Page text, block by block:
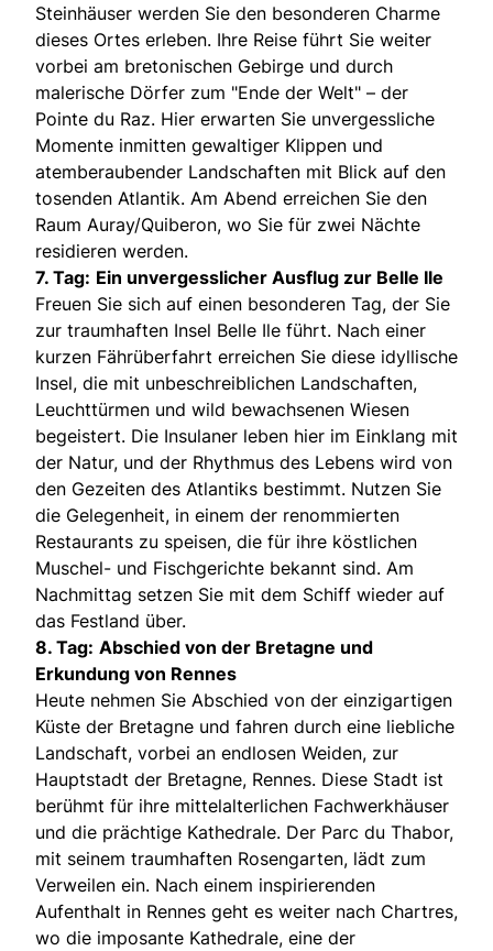
Steinhäuser werden Sie den besonderen Charme
dieses Ortes erleben. Ihre Reise führt Sie weiter
vorbei am bretonischen Gebirge und durch
malerische Dörfer zum "Ende der Welt" – der
Pointe du Raz. Hier erwarten Sie unvergessliche
Momente inmitten gewaltiger Klippen und
atemberaubender Landschaften mit Blick auf den
tosenden Atlantik. Am Abend erreichen Sie den
Raum Auray/Quiberon, wo Sie für zwei Nächte
residieren werden.
7. Tag: Ein unvergesslicher Ausflug zur Belle Ile
Freuen Sie sich auf einen besonderen Tag, der Sie
zur traumhaften Insel Belle Ile führt. Nach einer
kurzen Fährüberfahrt erreichen Sie diese idyllische
Insel, die mit unbeschreiblichen Landschaften,
Leuchttürmen und wild bewachsenen Wiesen
begeistert. Die Insulaner leben hier im Einklang mit
der Natur, und der Rhythmus des Lebens wird von
den Gezeiten des Atlantiks bestimmt. Nutzen Sie
die Gelegenheit, in einem der renommierten
Restaurants zu speisen, die für ihre köstlichen
Muschel- und Fischgerichte bekannt sind. Am
Nachmittag setzen Sie mit dem Schiff wieder auf
das Festland über.
8. Tag: Abschied von der Bretagne und
Erkundung von Rennes
Heute nehmen Sie Abschied von der einzigartigen
Küste der Bretagne und fahren durch eine liebliche
Landschaft, vorbei an endlosen Weiden, zur
Hauptstadt der Bretagne, Rennes. Diese Stadt ist
berühmt für ihre mittelalterlichen Fachwerkhäuser
und die prächtige Kathedrale. Der Parc du Thabor,
mit seinem traumhaften Rosengarten, lädt zum
Verweilen ein. Nach einem inspirierenden
Aufenthalt in Rennes geht es weiter nach Chartres,
wo die imposante Kathedrale, eine der